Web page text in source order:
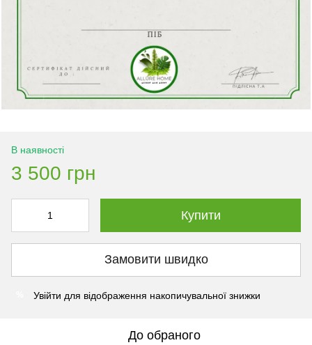
В наявності
3 500 грн
Купити
Замовити швидко
Увійти для відображення накопичувальної знижки
До обраного